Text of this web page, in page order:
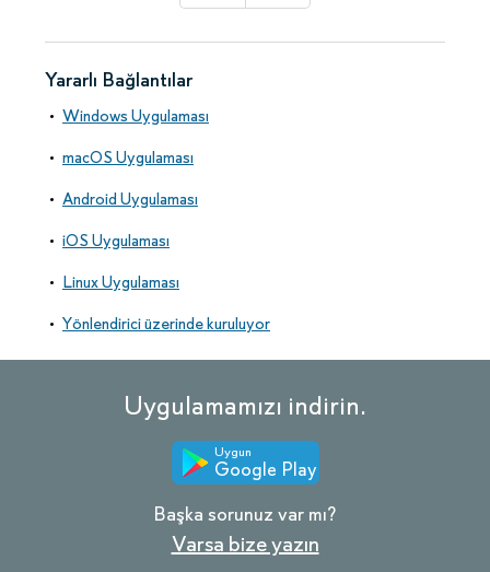
Yararlı Bağlantılar
Windows Uygulaması
macOS Uygulaması
Android Uygulaması
iOS Uygulaması
Linux Uygulaması
Yönlendirici üzerinde kuruluyor
Uygulamamızı indirin.
Uygun
Google Play
Başka sorunuz var mı?
Varsa bize yazın